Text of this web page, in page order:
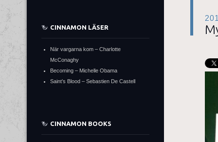
CINNAMON LÄSER
När vargarna kom – Charlotte
McConaghy
Becoming – Michelle Obama
Saint’s Blood – Sebastien De Castell
CINNAMON BOOKS